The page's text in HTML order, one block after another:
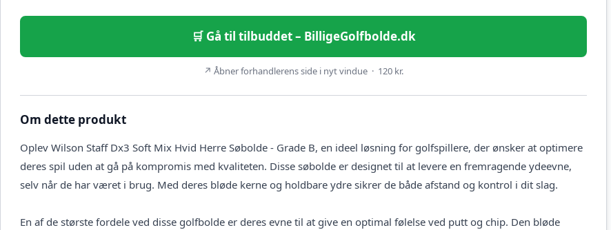
🛒 Gå til tilbuddet – BilligeGolfbolde.dk
↗ Åbner forhandlerens side i nyt vindue · 120 kr.
Om dette produkt
Oplev Wilson Staff Dx3 Soft Mix Hvid Herre Søbolde - Grade B, en ideel løsning for golfspillere, der ønsker at optimere
deres spil uden at gå på kompromis med kvaliteten. Disse søbolde er designet til at levere en fremragende ydeevne,
selv når de har været i brug. Med deres bløde kerne og holdbare ydre sikrer de både afstand og kontrol i dit slag.
En af de største fordele ved disse golfbolde er deres evne til at give en optimal følelse ved putt og chip. Den bløde